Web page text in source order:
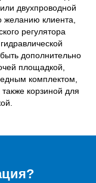
двухпроводной
желанию клиента,
регулятора
дополнительно
площадкой,
комплектом,
корзиной для